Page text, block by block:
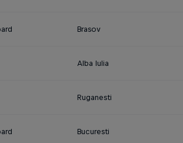
Brasov
Alba Iulia
Ruganesti
Bucuresti